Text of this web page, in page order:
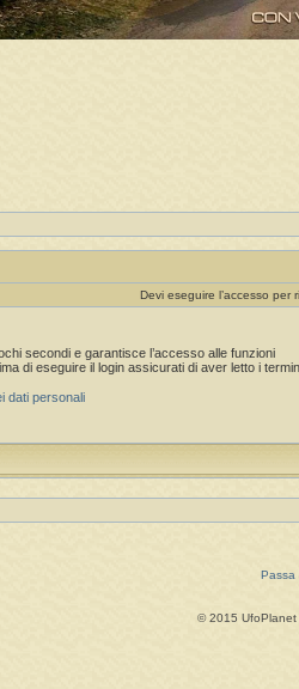
Devi eseguire l’accesso
secondi e garantisce l’accesso alle funzioni
di eseguire il login assicurati di aver letto i
dati personali
Passa
© 2015